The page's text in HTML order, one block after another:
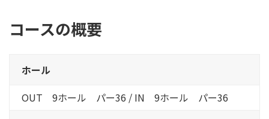
コースの概要
ホール
OUT 9ホール パー36 / IN 9ホール パー36